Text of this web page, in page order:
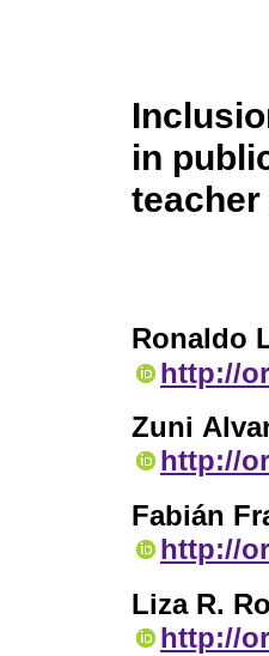
in
Ronaldo
http://
Zuni
http://
Fabián
http://
Liza R.
http://